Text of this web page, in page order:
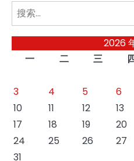
搜
索：
2026
一
二 三
3
4 5 6
10
11 12 13
17
18 19 20
24
25 26 27
31